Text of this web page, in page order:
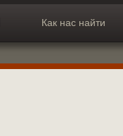
Как нас найти